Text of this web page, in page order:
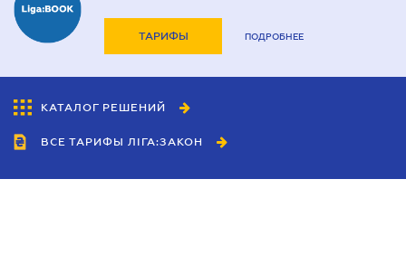
ТАРИФЫ ПОДРОБНЕЕ
КАТАЛОГ РЕШЕНИЙ
ВСЕ ТАРИФЫ ЛІГА:ЗАКОН